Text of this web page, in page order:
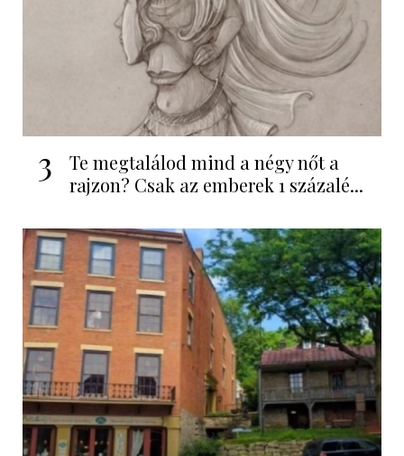
3
Te megtalálod mind a négy nőt a
rajzon? Csak az emberek 1 százalé...